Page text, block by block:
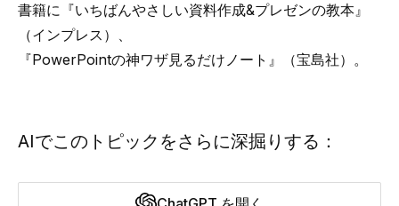
書籍に『いちばんやさしい資料作成&プレゼンの教本』
（インプレス）、
『PowerPointの神ワザ見るだけノート』（宝島社）。
AIでこのトピックをさらに深掘りする：